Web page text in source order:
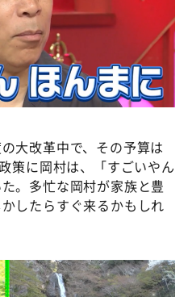
大改革中で、その予算は
に岡村は、「すごいやん
。多忙な岡村が家族と豊
したらすぐ来るかもしれ